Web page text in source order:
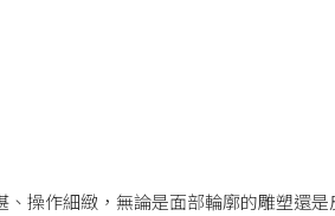
操作細緻，無論是面部輪廓的雕塑還